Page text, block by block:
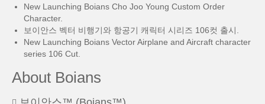
New Launching Boians Cho Joo Young Custom Order
Character.
보이안스 벡터 비행기와 항공기 캐릭터 시리즈 106컷 출시.
New Launching Boians Vector Airplane and Aircraft character
series 106 Cut.
About Boians